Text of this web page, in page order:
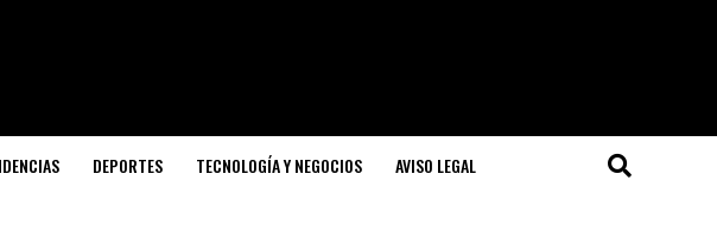
DEPORTES TECNOLOGÍA Y NEGOCIOS AVISO LEGAL